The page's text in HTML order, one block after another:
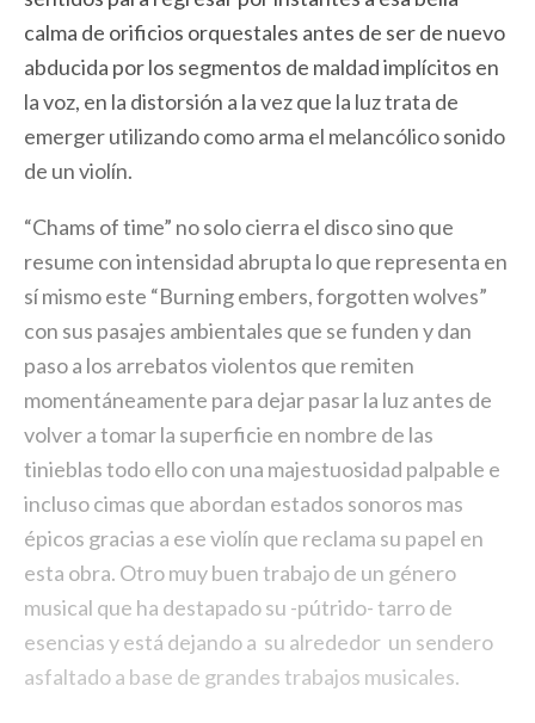
calma de orificios orquestales antes de ser de nuevo
abducida por los segmentos de maldad implícitos en
la voz, en la distorsión a la vez que la luz trata de
emerger utilizando como arma el melancólico sonido
de un violín.
“Chams of time” no solo cierra el disco sino que
resume con intensidad abrupta lo que representa en
sí mismo este “Burning embers, forgotten wolves”
con sus pasajes ambientales que se funden y dan
paso a los arrebatos violentos que remiten
momentáneamente para dejar pasar la luz antes de
volver a tomar la superficie en nombre de las
tinieblas todo ello con una majestuosidad palpable e
incluso cimas que abordan estados sonoros mas
épicos gracias a ese violín que reclama su papel en
esta obra. Otro muy buen trabajo de un género
musical que ha destapado su -pútrido- tarro de
esencias y está dejando a su alrededor un sendero
asfaltado a base de grandes trabajos musicales.